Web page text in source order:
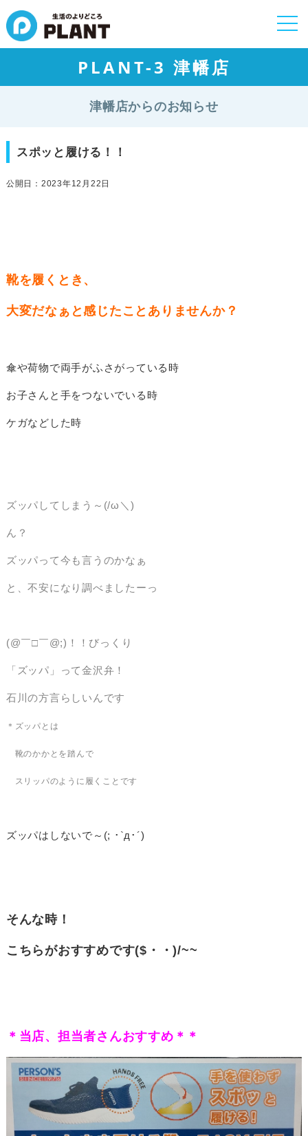
PLANT-3 津幡店
津幡店からのお知らせ
スポッと履ける！！
公開日：2023年12月22日
靴を履くとき、
大変だなぁと感じたことありませんか？
傘や荷物で両手がふさがっている時
お子さんと手をつないでいる時
ケガなどした時
ズッパしてしまう～(/ω＼)
ん？
ズッパって今も言うのかなぁ
と、不安になり調べましたーっ
(@￣□￣@;)！！びっくり
「ズッパ」って金沢弁！
石川の方言らしいんです
＊ズッパとは
靴のかかとを踏んで
スリッパのように履くことです
ズッパはしないで～(; ･`д･´)
そんな時！
こちらがおすすめです($・・)/~~
＊当店、担当者さんおすすめ＊＊